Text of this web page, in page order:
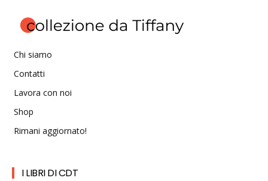
Chi siamo
Contatti
Lavora con noi
Shop
Rimani aggiornato!
I LIBRI DI CDT